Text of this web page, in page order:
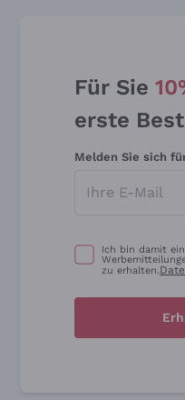
Für Sie
erste
Melden Sie sich
Ich bin damit
zu erhalten.